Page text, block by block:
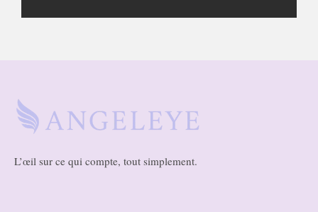
L’œil sur ce qui compte, tout simplement.